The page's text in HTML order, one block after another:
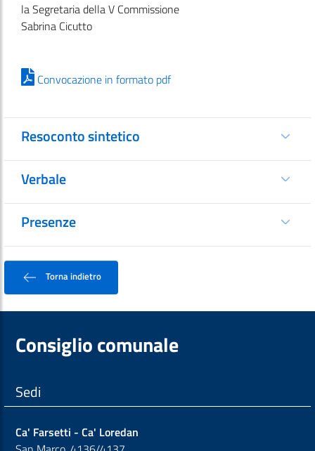
la Segretaria della V Commissione
Sabrina Cicutto
Convocazione in formato pdf
Resoconto sintetico
Verbale
Presenze
Torna indietro
Consiglio comunale
Sedi
Ca' Farsetti - Ca' Loredan